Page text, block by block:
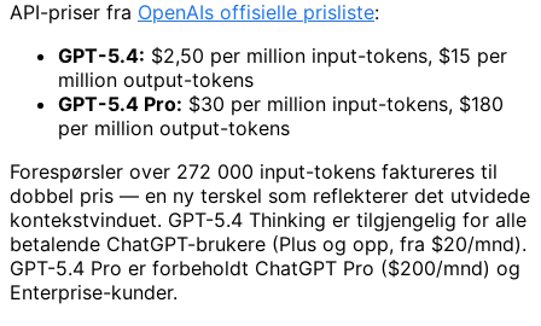
API-priser fra OpenAIs offisielle prisliste:
GPT-5.4: $2,50 per million input-tokens, $15 per
million output-tokens
GPT-5.4 Pro: $30 per million input-tokens, $180
per million output-tokens
Forespørsler over 272 000 input-tokens faktureres til
dobbel pris — en ny terskel som reflekterer det utvidede
kontekstvinduet. GPT-5.4 Thinking er tilgjengelig for alle
betalende ChatGPT-brukere (Plus og opp, fra $20/mnd).
GPT-5.4 Pro er forbeholdt ChatGPT Pro ($200/mnd) og
Enterprise-kunder.